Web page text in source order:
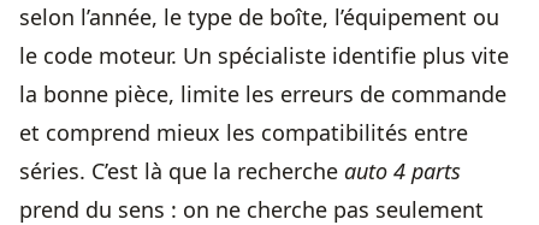
selon l’année, le type de boîte, l’équipement ou
le code moteur. Un spécialiste identifie plus vite
la bonne pièce, limite les erreurs de commande
et comprend mieux les compatibilités entre
séries. C’est là que la recherche auto 4 parts
prend du sens : on ne cherche pas seulement